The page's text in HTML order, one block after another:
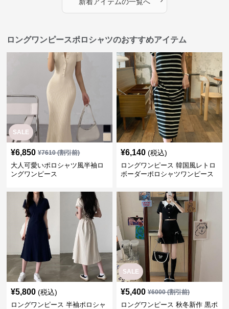
ロングワンピースポロシャツのおすすめアイテム
SALE
¥6,850 ¥7610(割引前)
大人可愛いポロシャツ風半袖ロ
ングワンピース
¥6,140 (税込)
ロングワンピース 韓国風レトロ
ボーダーポロシャツワンピース
¥5,800 (税込)
ロングワンピース 半袖ポロシャ
SALE
¥5,400 ¥6000(割引前)
ロングワンピース 秋冬新作 黒ポ